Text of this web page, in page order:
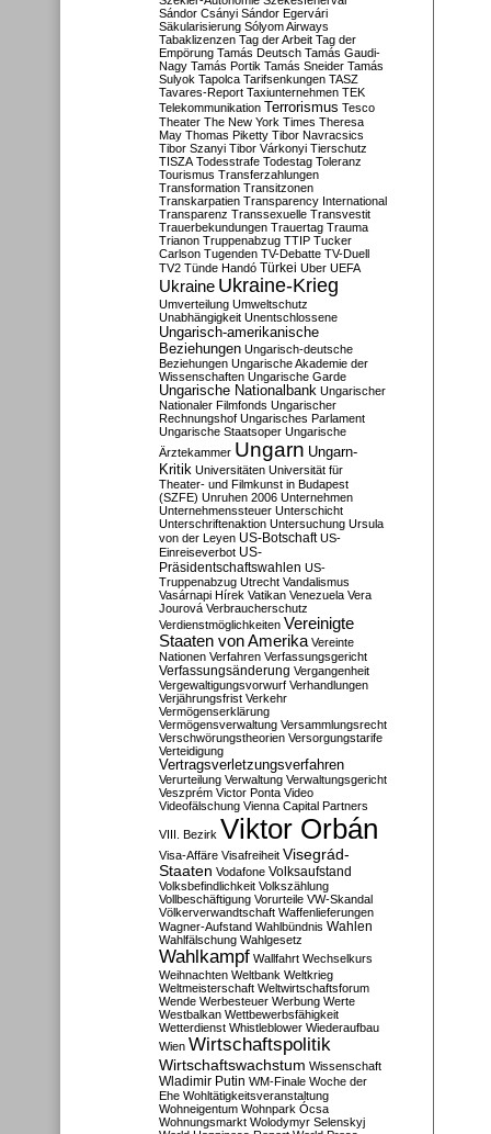
Sándor Csányi Sándor Egervári
Säkularisierung Sólyom Airways
Tabaklizenzen Tag der Arbeit Tag der
Empörung Tamás Deutsch Tamás Gaudi-
Nagy Tamás Portik Tamás Sneider Tamás
Sulyok Tapolca Tarifsenkungen TASZ
Tavares-Report Taxiunternehmen TEK
Telekommunikation Terrorismus Tesco
Theater The New York Times Theresa
May Thomas Piketty Tibor Navracsics
Tibor Szanyi Tibor Várkonyi Tierschutz
TISZA Todesstrafe Todestag Toleranz
Tourismus Transferzahlungen
Transformation Transitzonen
Transkarpatien Transparency International
Transparenz Transsexuelle Transvestit
Trauerbekundungen Trauertag Trauma
Trianon Truppenabzug TTIP Tucker
Carlson Tugenden TV-Debatte TV-Duell
TV2 Tünde Handó Türkei Uber UEFA
Ukraine Ukraine-Krieg
Umverteilung Umweltschutz
Unabhängigkeit Unentschlossene
Ungarisch-amerikanische
Beziehungen Ungarisch-deutsche
Beziehungen Ungarische Akademie der
Wissenschaften Ungarische Garde
Ungarische Nationalbank Ungarischer
Nationaler Filmfonds Ungarischer
Rechnungshof Ungarisches Parlament
Ungarische Staatsoper Ungarische
Ärztekammer Ungarn Ungarn-
Kritik Universitäten Universität für
Theater- und Filmkunst in Budapest
(SZFE) Unruhen 2006 Unternehmen
Unternehmenssteuer Unterschicht
Unterschriftenaktion Untersuchung Ursula
von der Leyen US-Botschaft US-
Einreiseverbot US-
Präsidentschaftswahlen US-
Truppenabzug Utrecht Vandalismus
Vasárnapi Hírek Vatikan Venezuela Vera
Jourová Verbraucherschutz
Verdienstmöglichkeiten Vereinigte
Staaten von Amerika Vereinte
Nationen Verfahren Verfassungsgericht
Verfassungsänderung Vergangenheit
Vergewaltigungsvorwurf Verhandlungen
Verjährungsfrist Verkehr
Vermögenserklärung
Vermögensverwaltung Versammlungsrecht
Verschwörungstheorien Versorgungstarife
Verteidigung
Vertragsverletzungsverfahren
Verurteilung Verwaltung Verwaltungsgericht
Veszprém Victor Ponta Video
Videofälschung Vienna Capital Partners
VIII. Bezirk Viktor Orbán
Visa-Affäre Visafreiheit Visegrád-
Staaten Vodafone Volksaufstand
Volksbefindlichkeit Volkszählung
Vollbeschäftigung Vorurteile VW-Skandal
Völkerverwandtschaft Waffenlieferungen
Wagner-Aufstand Wahlbündnis Wahlen
Wahlfälschung Wahlgesetz
Wahlkampf Wallfahrt Wechselkurs
Weihnachten Weltbank Weltkrieg
Weltmeisterschaft Weltwirtschaftsforum
Wende Werbesteuer Werbung Werte
Westbalkan Wettbewerbsfähigkeit
Wetterdienst Whistleblower Wiederaufbau
Wien Wirtschaftspolitik
Wirtschaftswachstum Wissenschaft
Wladimir Putin WM-Finale Woche der
Ehe Wohltätigkeitsveranstaltung
Wohneigentum Wohnpark Ócsa
Wohnungsmarkt Wolodymyr Selenskyj